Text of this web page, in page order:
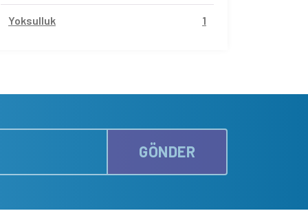
Yoksulluk 1
GÖNDER